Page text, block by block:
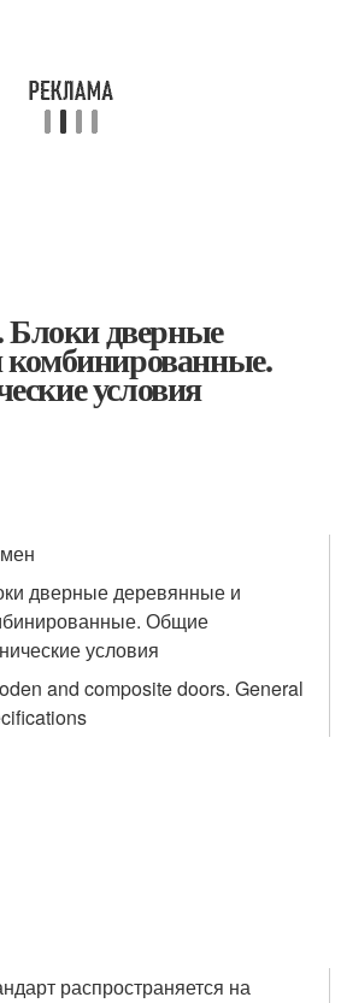
Блоки дверные
условия
дверные деревянные и
Общие
условия
and composite doors. General
распространяется на